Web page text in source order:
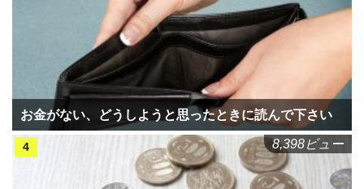
お金がない、どうしようと思ったときに読んで下さい
8,398ビュー